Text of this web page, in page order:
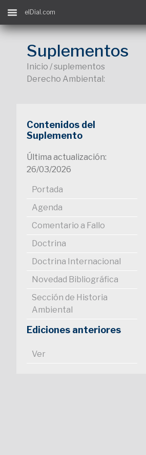
elDial.com
Suplementos
Inicio / suplementos
Derecho Ambiental:
Contenidos del
Suplemento
Última actualización:
26/03/2026
Portada
Agenda
Comentario a Fallo
Doctrina
Doctrina Internacional
Novedad Bibliográfica
Sección de Historia
Ambiental
Ediciones anteriores
Ver